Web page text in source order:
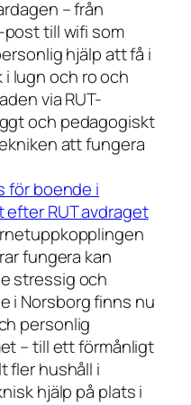
– från
till wifi som
hjälp att få i
i lugn och ro och
via RUT-
och pedagogiskt
att fungera
för boende i
efter RUT avdraget
fungera kan
stressig och
i Norsborg finns nu
personlig
– till ett förmånligt
fler hushåll i
hjälp på plats i